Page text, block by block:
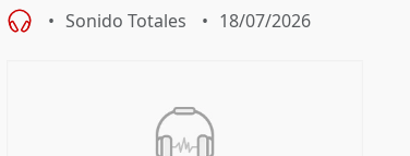
Sonido Totales 18/07/2026